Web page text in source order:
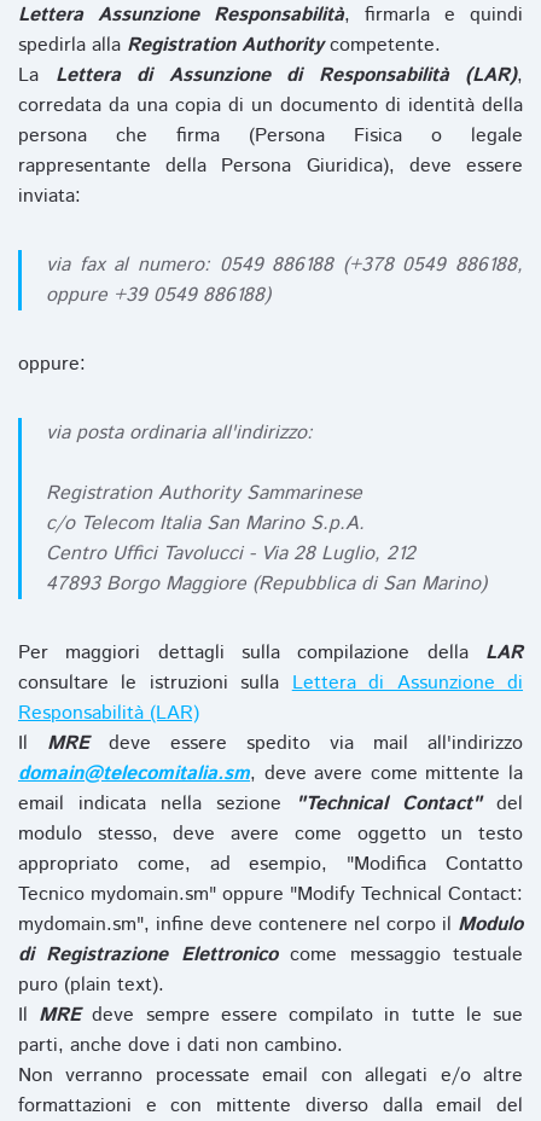
Lettera Assunzione Responsabilità, firmarla e quindi
spedirla alla Registration Authoritycompetente.
La Lettera di Assunzione di Responsabilità (LAR),
corredata da una copia di un documento di identità della
persona che firma (Persona Fisica o legale
rappresentante della Persona Giuridica), deve essere
inviata:
via fax al numero: 0549 886188 (+378 0549 886188,
oppure +39 0549 886188)
oppure:
via posta ordinaria all'indirizzo:
Registration Authority Sammarinese
c/o Telecom Italia San Marino S.p.A.
Centro Uffici Tavolucci - Via 28 Luglio, 212
47893 Borgo Maggiore (Repubblica di San Marino)
Per maggiori dettagli sulla compilazione della LAR
consultare le istruzioni sullaLettera di Assunzione di
Responsabilità (LAR)
Il MREdeve essere spedito via mail all'indirizzo
domain@telecomitalia.sm, deve avere come mittente la
email indicata nella sezione
"Technical Contact"del
modulo stesso, deve avere come oggetto un testo
appropriato come, ad esempio, "Modifica Contatto
Tecnico mydomain.sm" oppure "Modify Technical Contact:
mydomain.sm", infine deve contenere nel corpo il Modulo
di Registrazione Elettronicocome messaggio testuale
puro (plain text).
Il MREdeve sempre essere compilato in tutte le sue
parti, anche dove i dati non cambino.
Non verranno processate email con allegati e/o altre
formattazioni e con mittente diverso dalla email del